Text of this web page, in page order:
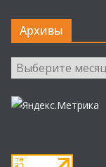
Архивы
Архивы